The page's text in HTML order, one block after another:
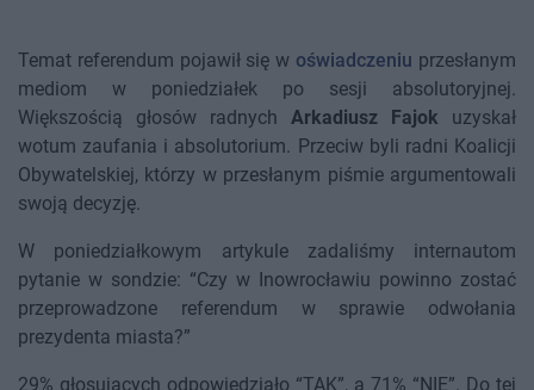
Temat referendum pojawił się w oświadczeniu przesłanym
mediom w poniedziałek po sesji absolutoryjnej.
Większością głosów radnych Arkadiusz Fajok uzyskał
wotum zaufania i absolutorium. Przeciw byli radni Koalicji
Obywatelskiej, którzy w przesłanym piśmie argumentowali
swoją decyzję.
W poniedziałkowym artykule zadaliśmy internautom
pytanie w sondzie: “Czy w Inowrocławiu powinno zostać
przeprowadzone referendum w sprawie odwołania
prezydenta miasta?”
29% głosujących odpowiedziało “TAK”, a 71% “NIE”. Do tej